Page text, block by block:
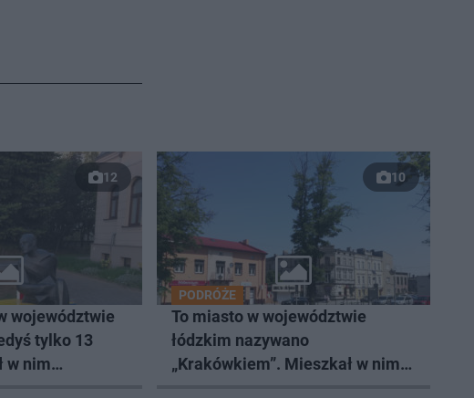
12
województwie
tylko 13
w nim
10
PODRÓŻE
To miasto w województwie
łódzkim nazywano
„Krakówkiem”. Mieszkał w nim